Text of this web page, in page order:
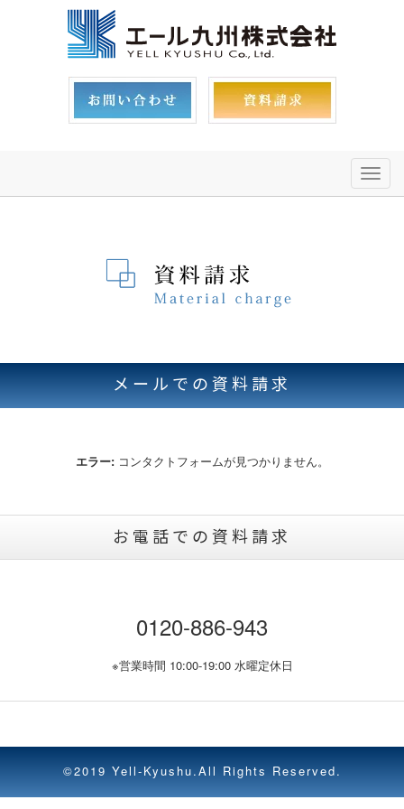
メ
ニ
メールでの資料請求
エラー:コンタクトフォームが見つかりません。
お電話での資料請求
0120-886-943
※営業時間 10:00-19:00 水曜定休日
©2019 Yell-Kyushu.All Rights Reserved.